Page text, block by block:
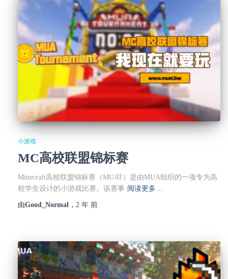
小游戏
MC高校联盟锦标赛
Minecraft高校联盟锦标赛（MUAT）是由MUA组织的一项专为高
校学生设计的小游戏比赛。该赛事 阅读更多…
由Good_Normal ， 2 年 前